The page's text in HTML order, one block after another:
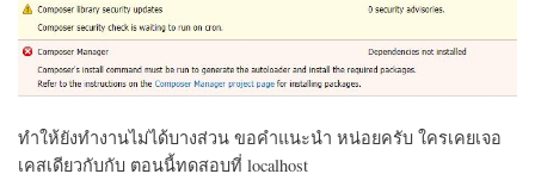
ทำให้ยังทำงานไม่ได้บางส่วน ขอคำแนะนำ หน่อยครับ ใครเคยเจอ
เคสเดียวกับกับ ตอนนี้ทดสอบที่ localhost